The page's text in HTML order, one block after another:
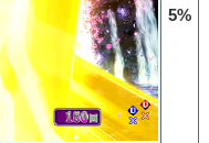
5%